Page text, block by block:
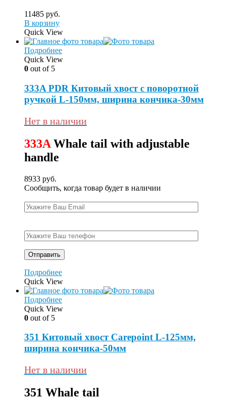
11485 руб.
В корзину
Quick View
Подробнее
Quick View
0 out of 5
333A PDR Китовый хвост с поворотной
ручкой L-150мм, ширина кончика-30мм
Нет в наличии
333A Whale tail with adjustable
handle
8933 руб.
Сообщить, когда товар будет в наличии
Подробнее
Quick View
Подробнее
Quick View
0 out of 5
351 Китовый хвост Carepoint L-125мм,
ширина кончика-50мм
Нет в наличии
351 Whale tail